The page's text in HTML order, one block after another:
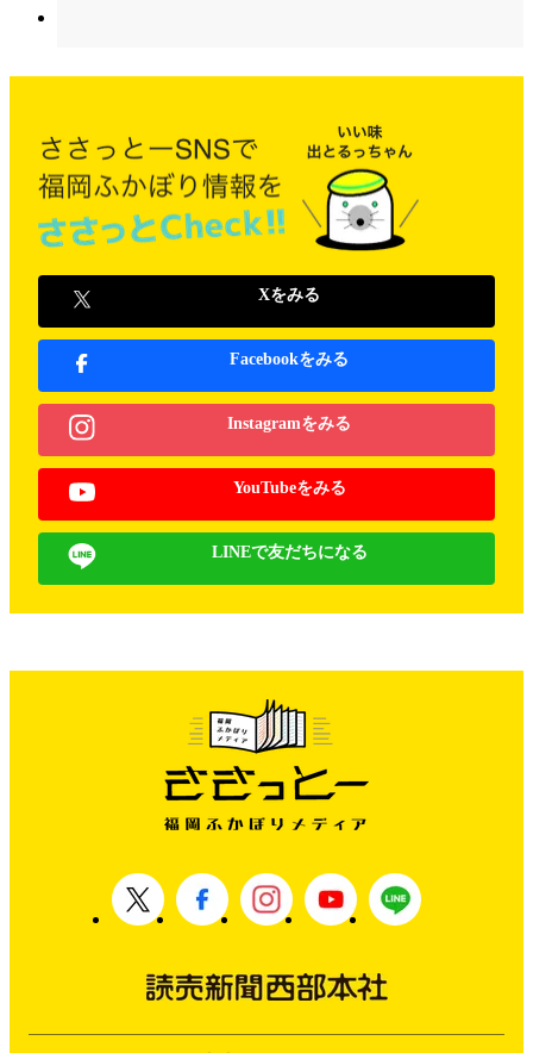
Xをみる
Facebookをみる
Instagramをみる
YouTubeをみる
LINEで友だちになる